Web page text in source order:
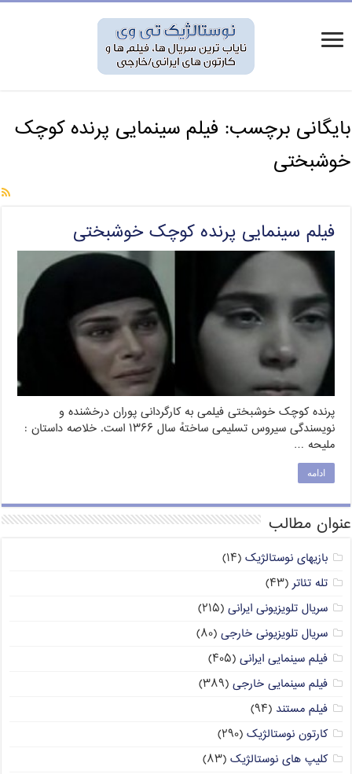
بایگانی برچسب: فیلم سینمایی پرنده کوچک
خوشبختی
فیلم سینمایی پرنده کوچک خوشبختی
پرنده کوچک خوشبختی فیلمی به کارگردانی پوران درخشنده و
نویسندگی سیروس تسلیمی ساختهٔ سال ۱۳۶۶ است. خلاصه داستان :
ملیحه …
ادامه
عنوان مطالب
بازیهای نوستالژیک (۱۴)
تله تئاتر(۴۳)
سریال تلویزیونی ایرانی (۲۱۵)
سریال تلویزیونی خارجی (۸۰)
فیلم سینمایی ایرانی (۴۰۵)
فیلم سینمایی خارجی (۳۸۹)
فیلم مستند (۹۴)
کارتون نوستالژیک (۲۹۰)
کلیپ های نوستالژیک (۸۳)